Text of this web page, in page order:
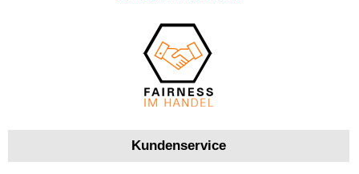
Kundenservice